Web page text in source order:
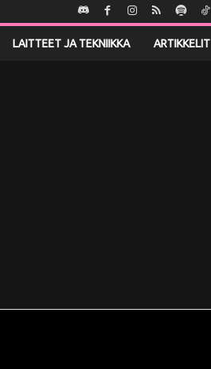
LAITTEET JA TEKNIIKKA ARTIKKELIT